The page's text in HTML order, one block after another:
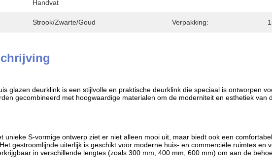
Handvat
Strook/zwarte/goud Verpakking:
glazen deurklink is een stijlvolle en praktische deurklink die speciaal is ontworpen
gecombineerd met hoogwaardige materialen om de moderniteit en esthetiek van
unieke S-vormige ontwerp ziet er niet alleen mooi uit, maar biedt ook een
gestroomlijnde uiterlijk is geschikt voor moderne huis- en commerciële ruimtes en
in verschillende lengtes (zoals 300 mm, 400 mm, 600 mm) om aan de